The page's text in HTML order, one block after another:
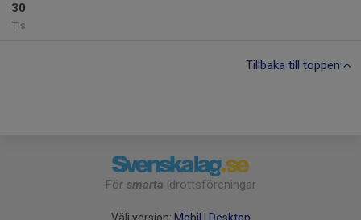
30
Tis
Tillbaka till toppen
För smarta idrottsföreningar